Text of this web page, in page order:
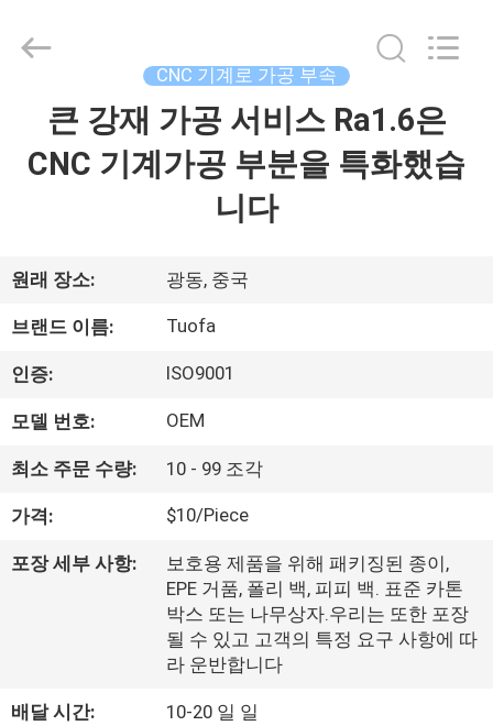
우
리
에
것
투
2021
Technology
Rights
CNC 기계로 가공 부속
큰 강재 가공 서비스 Ra1.6은
CNC 기계가공 부분을 특화했습
니다
원래 장소: 광동, 중국
브랜드 이름: Tuofa
인증: ISO9001
모델 번호: OEM
최소 주문 수량: 10 - 99 조각
가격: $10/Piece
포장 세부 사항:
보호용 제품을 위해 패키징된 종이,
EPE 거품, 폴리 백, 피피 백. 표준 카톤
박스 또는 나무상자.우리는 또한 포장
될 수 있고 고객의 특정 요구 사항에 따
라 운반합니다
배달 시간: 10-20 일 일